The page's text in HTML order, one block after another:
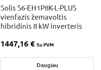
Solis S6-EH1P8K-L-PLUS
vienfazis žemavoltis
hibridinis 8 kW inverteris
1447,16€ Su PVM
Daugiau